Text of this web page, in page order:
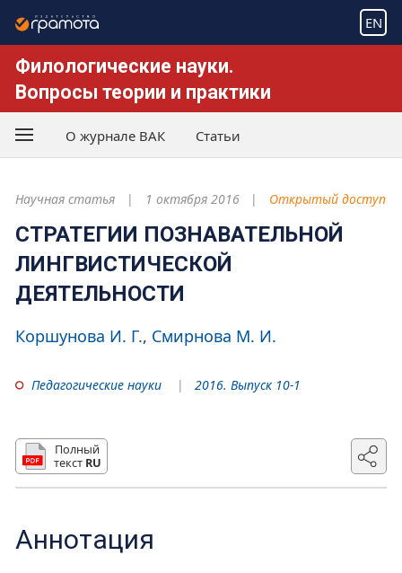
EN
Филологические науки.
Вопросы теории и практики
О журнале ВАК Статьи
Научная статья 1 октября 2016 Открытый доступ
СТРАТЕГИИ ПОЗНАВАТЕЛЬНОЙ
ЛИНГВИСТИЧЕСКОЙ
ДЕЯТЕЛЬНОСТИ
Коршунова И. Г. Смирнова М. И.
Педагогические науки 2016. Выпуск 10-1
Полный
текст RU
Аннотация